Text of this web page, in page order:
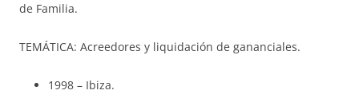
de Familia.
TEMÁTICA: Acreedores y liquidación de gananciales.
1998 – Ibiza.